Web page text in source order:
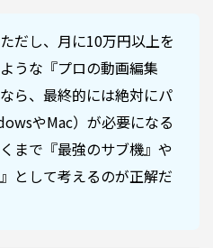
だし、月に10万円以上を
うな『プロの動画編集
ら、最終的には絶対にパ
やMac）が必要になる
まで『最強のサブ機』や
として考えるのが正解だ